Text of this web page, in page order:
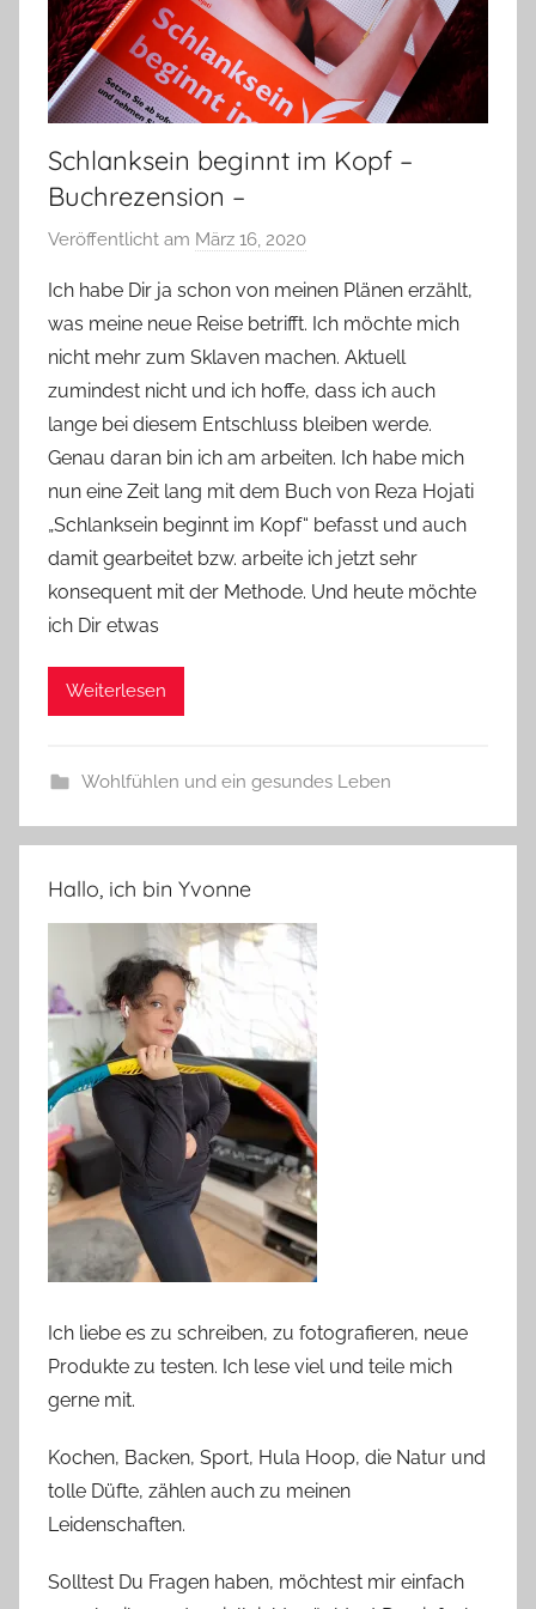
Schlanksein beginnt im Kopf –
Buchrezension –
Veröffentlicht am März 16, 2020
n
Y
v
o
n
n
e
Ich habe Dir ja schon von meinen Plänen erzählt,
was meine neue Reise betrifft. Ich möchte mich
nicht mehr zum Sklaven machen. Aktuell
zumindest nicht und ich hoffe, dass ich auch
lange bei diesem Entschluss bleiben werde.
Genau daran bin ich am arbeiten. Ich habe mich
nun eine Zeit lang mit dem Buch von Reza Hojati
„Schlanksein beginnt im Kopf“ befasst und auch
damit gearbeitet bzw. arbeite ich jetzt sehr
konsequent mit der Methode. Und heute möchte
ich Dir etwas
Weiterlesen
Wohlfühlen und ein gesundes Leben
Hallo, ich bin Yvonne
Ich liebe es zu schreiben, zu fotografieren, neue
Produkte zu testen. Ich lese viel und teile mich
gerne mit.
Kochen, Backen, Sport, Hula Hoop, die Natur und
tolle Düfte, zählen auch zu meinen
Leidenschaften.
Solltest Du Fragen haben, möchtest mir einfach